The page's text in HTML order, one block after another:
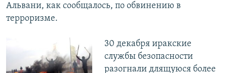
Альвани, как сообщалось, по обвинению в
терроризме.
30 декабря иракские
службы безопасности
разогнали длящуюся более